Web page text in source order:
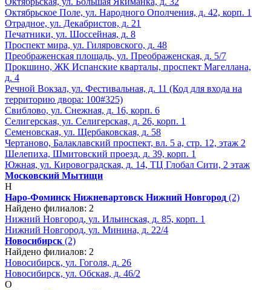
Октябрьское Поле, ул. Народного Ополчения, д. 42, корп. 1
Отрадное, ул. Декабристов, д. 21
Печатники, ул. Шоссейная, д. 8
Проспект мира, ул. Гиляровского, д. 48
Преображенская площадь, ул. Преображенская, д. 5/7
Прокшино, ЖК Испанские кварталы, проспект Магеллана,
д. 4
Речной Вокзал, ул. Фестивальная, д. 11 (Код для входа на
территорию двора: 100#325)
Свиблово, ул. Снежная, д. 16, корп. 6
Селигерская, ул. Селигерская, д. 26, корп. 1
Семеновская, ул. Щербаковская, д. 58
Чертаново, Балаклавский проспект, вл. 5 а, стр. 12, этаж 2
Шелепиха, Шмитовский проезд, д. 39, корп. 1
Южная, ул. Кировоградская, д. 14, ТЦ Глобал Сити, 2 этаж
Московский Мытищи
Н
Наро-Фоминск Нижневартовск Нижний Новгород (2)
Найдено филиалов: 2
Нижний Новгород, ул. Ильинская, д. 85, корп. 1
Нижний Новгород, ул. Минина, д. 22/4
Новосибирск (2)
Найдено филиалов: 2
Новосибирск, ул. Гоголя, д. 26
Новосибирск, ул. Обская, д. 46/2
О